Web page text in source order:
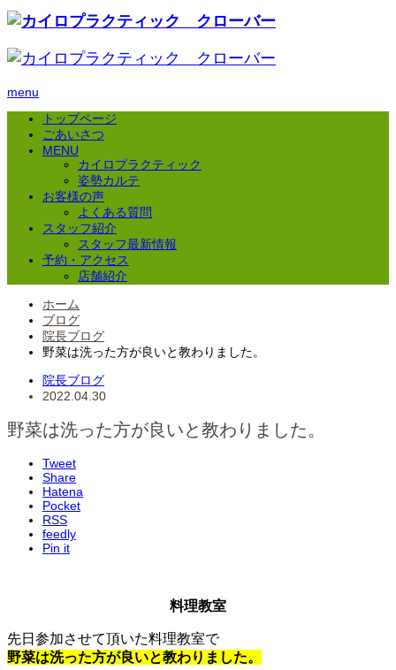
menu
トップページ
ごあいさつ
MENU
カイロプラクティック
姿勢カルテ
お客様の声
よくある質問
スタッフ紹介
スタッフ最新情報
予約・アクセス
店舗紹介
ホーム
ブログ
院長ブログ
野菜は洗った方が良いと教わりました。
院長ブログ
2022.04.30
野菜は洗った方が良いと教わりました。
Tweet
Share
Hatena
Pocket
RSS
feedly
Pin it
料理教室
先日参加させて頂いた料理教室で
野菜は洗った方が良いと教わりました。